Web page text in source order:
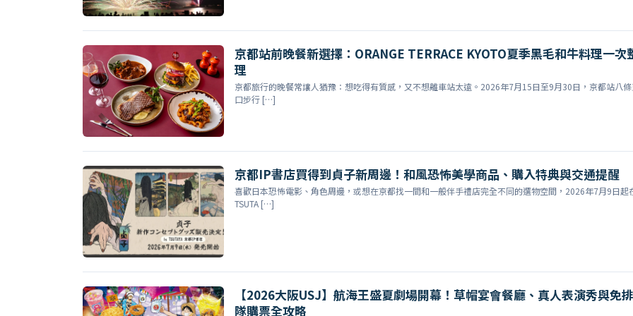
京都站前晚餐新選擇：ORANGE TERRACE KYOTO夏季黑毛和牛料理一次
理
京都旅行的晚餐常讓人猶豫：想吃得有質感，又不想離車站太遠。2026年7月15日至9月30日，京都站八
口步行 […]
京都IP書店買得到貞子新周邊！和風恐怖美學商品、購入特典與交通提醒
喜歡日本恐怖電影、角色周邊，或想在京都找一間和一般伴手禮店完全不同的選物空間，2026年7月9日起
TSUTA […]
【2026大阪USJ】航海王盛夏劇場開幕！草帽宴會餐廳、真人表演秀與免排
隊購票全攻略